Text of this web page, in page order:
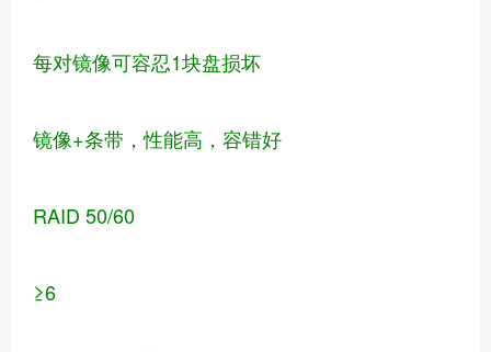
每对镜像可容忍1块盘损坏
镜像+条带，性能高，容错好
RAID 50/60
≥6